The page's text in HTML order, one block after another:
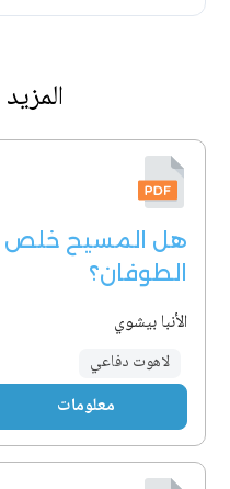
هل المسيح خلص
الطوفان؟
الأنبا بيشوي
لاهوت دفاعي
معلومات